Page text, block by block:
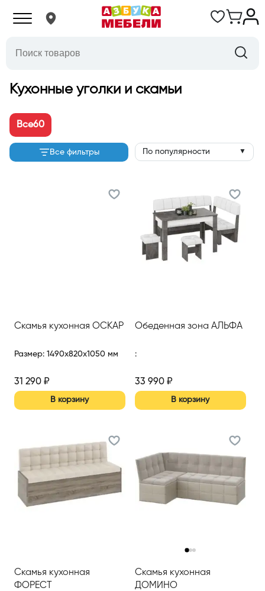
Кухонные уголки и скамьи
Все60
Все фильтры По популярности ▼
Скамья кухонная ОСКАР
Размер: 1490x820x1050 мм
31 290 ₽
В корзину
Обеденная зона АЛЬФА
:
33 990₽
В корзину
Скамья кухонная
ФОРЕСТ
Скамья кухонная
ДОМИНО